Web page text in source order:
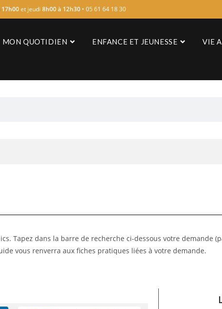
17h00et jeudi 8h00 à 12h30 • 05 61 64 18 30
MON QUOTIDIEN ENFANCE ET JEUNESSE VIE
Tapez dans la barre de recherche ci-dessous votre demande
vous renverra aux fiches pratiques liées à votre demande.